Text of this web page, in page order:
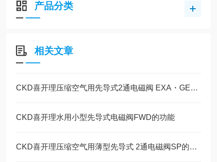
产品分类
相关文章
CKD喜开理压缩空气用先导式2通电磁阀 EXA・GEXA的特点
CKD喜开理水用小型先导式电磁阀FWD的功能
CKD喜开理压缩空气用薄型先导式 2通电磁阀SP的特点